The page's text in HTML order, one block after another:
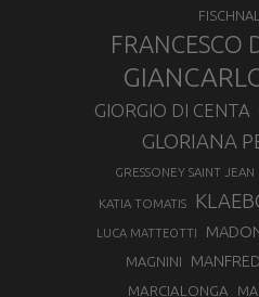
FRANCESCO
GIORGIO DI CENTA
GLORIANA
GRESSONEY SAINT JEAN
KATIA TOMATIS
LUCA MATTEOTTI
MAGNINI
MARCIALONGA